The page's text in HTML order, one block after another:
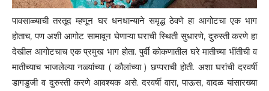
पावसाळ्याची तरतूद म्हणून घर धनधान्याने समृद्ध ठेवणे हा आगोटचा एक भाग
होताच, पण अशी आगोट सामावून घेणाऱ्या घराची स्थिती सुधारणे, दुरुस्ती करणे हा
देखील आगोटचाच एक प्रमुख भाग होता. पुर्वी कोकणातील घरे मातीच्या भींतीची व
मातीच्याच भाजलेल्या नळ्यांच्या ( कौलांच्या ) छप्पराची होती. अशा घरांची दरवर्षी
डागडुजी व दुरुस्ती करणे आवश्यक असे. दरवर्षी वारा, पाऊस, वादळ यांसारख्या